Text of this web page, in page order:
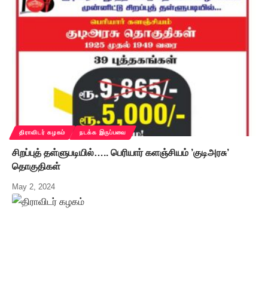
திராவிடர் கழகம் நடக்க இருப்பவை
சிறப்புத் தள்ளுபடியில்….. பெரியார் களஞ்சியம் ’குடிஅரசு’
தொகுதிகள்
May 2, 2024